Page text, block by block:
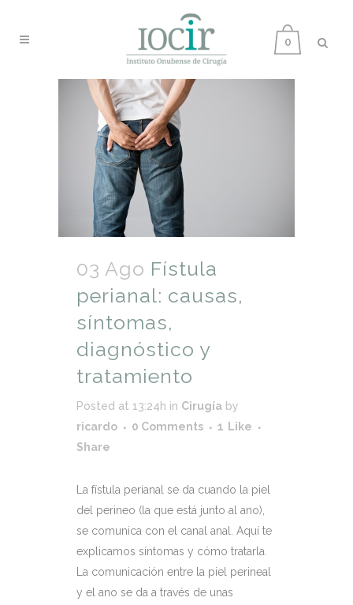
0
03 Ago Fístula
perianal: causas,
síntomas,
diagnóstico y
tratamiento
Posted at 13:24h in Cirugía by
ricardo
0 Comments 1 Like
Share
La fístula perianal se da cuando la piel
del perineo (la que está junto al ano),
se comunica con el canal anal. Aquí te
explicamos síntomas y cómo tratarla.
La comunicación entre la piel perineal
y el ano se da a través de unas